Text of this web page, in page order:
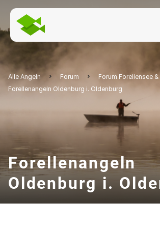
Alle Angeln Forum
Forum Forellensee
Forellenangeln Oldenburg i. Oldenburg
Forellenangeln
Oldenburg i.